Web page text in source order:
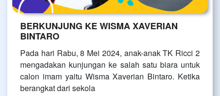
BERKUNJUNG KE WISMA XAVERIAN
BINTARO
Pada hari Rabu, 8 Mei 2024, anak-anak TK Ricci 2
mengadakan kunjungan ke salah satu biara untuk
calon imam yaitu Wisma Xaverian Bintaro. Ketika
berangkat dari sekola